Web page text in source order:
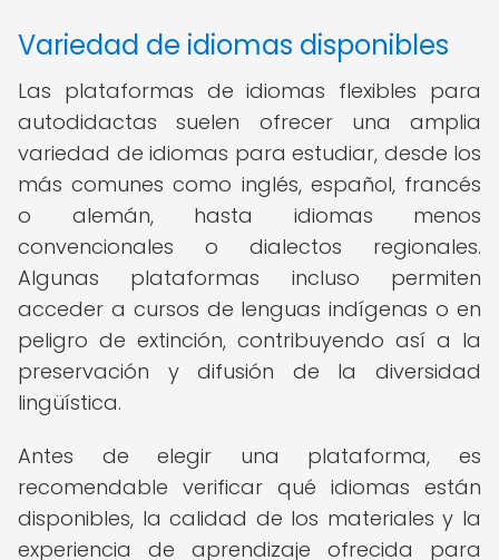
Variedad de idiomas disponibles
Las plataformas de idiomas flexibles para
autodidactas suelen ofrecer una amplia
variedad de idiomas para estudiar, desde los
más comunes como inglés, español, francés
o alemán, hasta idiomas menos
convencionales o dialectos regionales.
Algunas plataformas incluso permiten
acceder a cursos de lenguas indígenas o en
peligro de extinción, contribuyendo así a la
preservación y difusión de la diversidad
lingüística.
Antes de elegir una plataforma, es
recomendable verificar qué idiomas están
disponibles, la calidad de los materiales y la
experiencia de aprendizaje ofrecida para